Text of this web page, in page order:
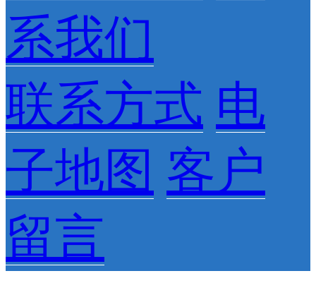
系我们
联系方式 电
子地图 客户
留言